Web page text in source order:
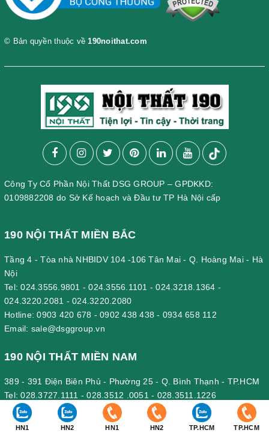
© Bản quyền thuộc về 190noithat.com
Công Ty Cổ Phần Nội Thất DSG GROUP – GPDKKD:
0109882208 do Sở Kế hoạch và Đầu tư TP Hà Nội cấp
190 NỘI THẤT MIỀN BẮC
Tầng 4 - Tòa nhà NHBIDV 104 -106 Tân Mai - Q. Hoàng Mai - Hà
Nội
Tel:024.3556.9801 -024.3556.1101 -024.3218.1364 -
024.3220.2081 - 024.3220.2080
Hotline:0903 420 678 - 0902 438 438 - 0934 658 112
Email: sale@dsggroup.vn
190 NỘI THẤT MIỀN NAM
389 - 391 Điện Biên Phủ - Phường 25 - Q. Bình Thạnh - TP.HCM
Tel:028.3727.1111 -028.3512 .0051 - 028.3511.1226
Hotline:
0902 295 879 0908 597 705-0909 656 682
Email:
sale@dsggroup.vn
HN1 HN2 HN1 HN2 TP.HCM TP.HCM